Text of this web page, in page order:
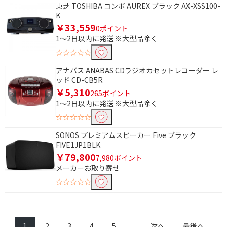
東芝 TOSHIBA コンポ AUREX ブラック AX-XSS100-
K
￥33,5590ポイント
1～2日以内に発送 ※大型品除く
☆☆☆☆☆
アナバス ANABAS CDラジオカセットレコーダー レ
ッド CD-CB5R
￥5,310265ポイント
1～2日以内に発送 ※大型品除く
☆☆☆☆☆
SONOS プレミアムスピーカー Five ブラック
FIVE1JP1BLK
￥79,8007,980ポイント
メーカーお取り寄せ
☆☆☆☆☆
奥行(外形・ハンドル除く)で絞り込む
451mm以上
容量で絞り込む
16GB
フタの種類で絞り込む
防水機能で絞り込む
防水機能なし